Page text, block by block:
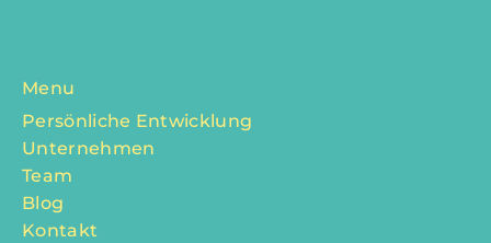
Menu
Persönliche Entwicklung
Unternehmen
Team
Blog
Kontakt